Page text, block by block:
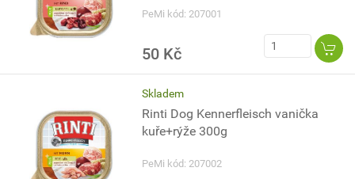
PeMi kód: 207001
50 Kč
Skladem
Rinti Dog Kennerfleisch vanička
kuře+rýže 300g
PeMi kód: 207002